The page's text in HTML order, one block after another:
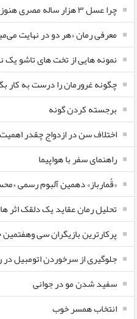
چرا عسل ۳ هزار ساله‌ مصری هنوز قابل خوردن است؟
معرفی رمان «هر دو در نهایت
نمونه هایی از تخت های تاشو یک
چگونه غرورمان را درست به کار
برجسته کردن گونه
اختلاف سن در ازدواج چقدر
راهنمای سفر با هواپیما
«قُمارباز» دهمین آلبوم رسمی
تحلیل رمان عقاید یک دلقک اثر
پرکارترین بازیگران سی
جلوگیری از سرخوردن اتومبیل
سفید شدن مو در جوانی
انتخاب همسر خوب